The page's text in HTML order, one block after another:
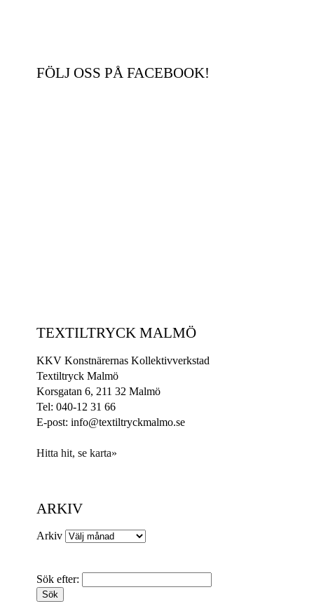
FÖLJ OSS PÅ FACEBOOK!
TEXTILTRYCK MALMÖ
KKV Konstnärernas Kollektivverkstad
Textiltryck Malmö
Korsgatan 6, 211 32 Malmö
Tel: 040-12 31 66
E-post: info@textiltryckmalmo.se
Hitta hit, se karta»
ARKIV
Arkiv
Sök efter: